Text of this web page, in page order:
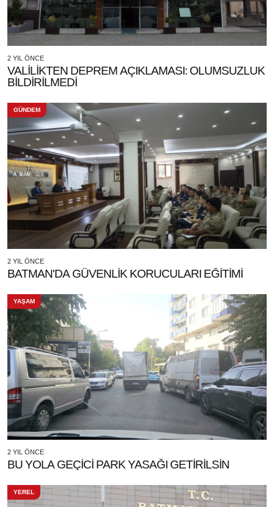
2 YIL ÖNCE
VALİLİKTEN DEPREM AÇIKLAMASI: OLUMSUZLUK
BİLDİRİLMEDİ
GÜNDEM
2 YIL ÖNCE
BATMAN'DA GÜVENLİK KORUCULARI EĞİTİMİ
YAŞAM
2 YIL ÖNCE
BU YOLA GEÇİCİ PARK YASAĞI GETİRİLSİN
YEREL